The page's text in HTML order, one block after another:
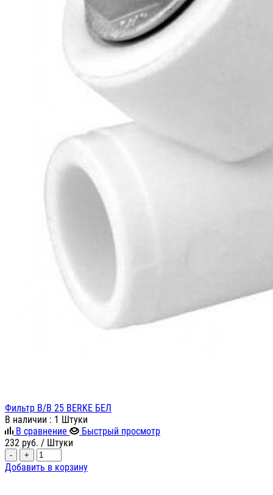
Фильтр В/В 25 BERKE БЕЛ
В наличии : 1 Штуки
В сравнение
Быстрый просмотр
232 руб. / Штуки
- +
Добавить в корзину